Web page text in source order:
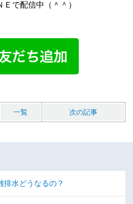
で配信中（＾＾）
一覧 次の記事
排水どうなるの？